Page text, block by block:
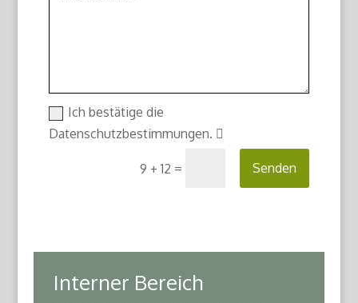
Ich bestätige die
Datenschutzbestimmungen.
9 + 12 = Senden
Interner Bereich